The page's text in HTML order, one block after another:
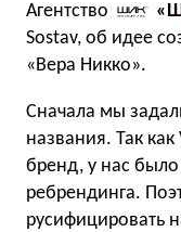
Агентство
Sostav, об идее
«Вера Никко».
Сначала мы
названия. Так
бренд, у нас
ребрендинга.
русифицировать